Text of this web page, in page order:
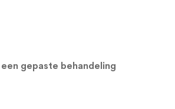
gepaste behandeling